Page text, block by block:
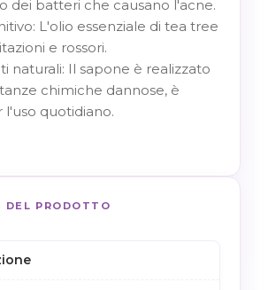
dei batteri che causano l'acne.
: L'olio essenziale di tea tree
e rossori.
naturali: Il sapone è realizzato
chimiche dannose, è
l'uso quotidiano.
DEL PRODOTTO